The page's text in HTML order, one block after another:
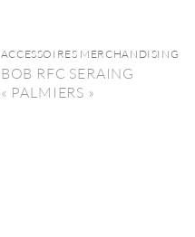
ACCESSOIRES MERCHANDISING
BOB RFC SERAING
« PALMIERS »